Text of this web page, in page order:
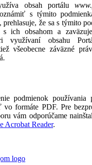
obsah portálu
s týmito
že sa s týmito
s ich obsahom a
využívaní obsahu
všeobecne záväzné
podmienok
vo formáte PDF. Pre
vám odporúčame
Acrobat Reader.